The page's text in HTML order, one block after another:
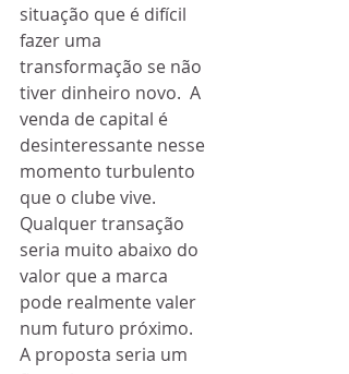
situação que é difícil
fazer uma
transformação se não
tiver dinheiro novo.  A
venda de capital é
desinteressante nesse
momento turbulento
que o clube vive.
Qualquer transação
seria muito abaixo do
valor que a marca
pode realmente valer
num futuro próximo.
A proposta seria um